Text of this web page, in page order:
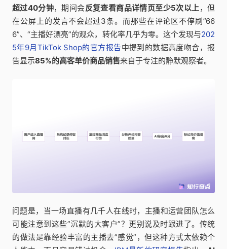
超过40分钟，期间会反复查看商品详情页至少5次以上，但
在公屏上的发言不会超过3条。而那些在评论区不停刷”66
6”、“主播好漂亮”的观众，转化率几乎为零。这个发现与202
5年9月TikTok Shop的官方报告中提到的数据高度吻合，报
告显示85%的高客单价商品销售来自于专注的静默观察者。
问题是，当一场直播有几千人在线时，主播和运营团队怎么
可能注意到这些”沉默的大客户”？更别说及时跟进了。传统
的做法是靠经验丰富的主播去”感觉”，但这种方式太依赖个